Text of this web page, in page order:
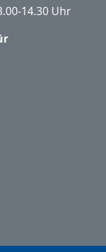
14.30 Uhr